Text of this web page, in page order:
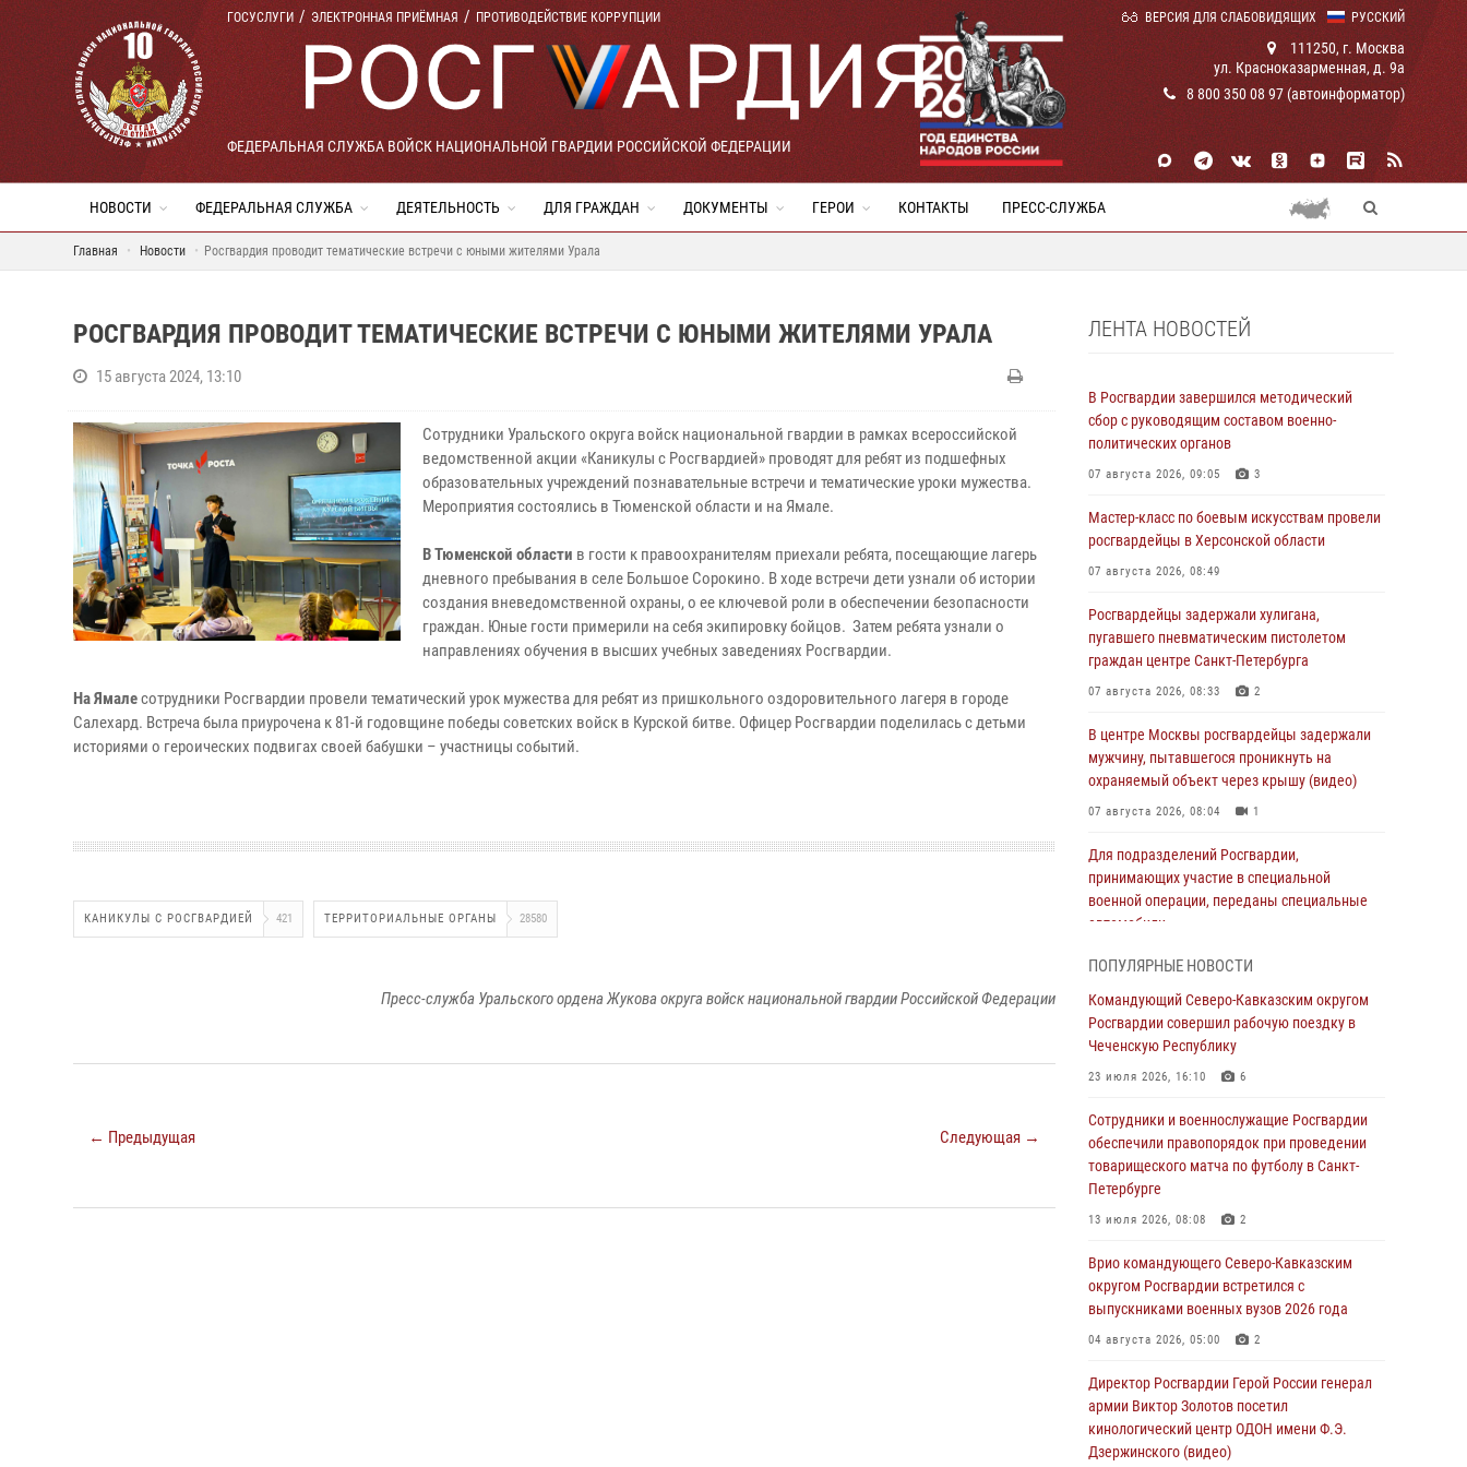
РУССКИЙ
ГОСУСЛУГИ ЭЛЕКТРОННАЯ ПРИЁМНАЯ ПРОТИВОДЕЙСТВИЕ КОРРУПЦИИ ВЕРСИЯ ДЛЯ СЛАБОВИДЯЩИХ
ФЕДЕРАЛЬНАЯ СЛУЖБА ВОЙСК НАЦИОНАЛЬНОЙ ГВАРДИИ РОССИЙСКОЙ ФЕДЕРАЦИИ
111250, г. Москва
ул. Красноказарменная, д. 9а
8 800 350 08 97 (автоинформатор)
НОВОСТИ ФЕДЕРАЛЬНАЯ СЛУЖБА ДЕЯТЕЛЬНОСТЬ ДЛЯ ГРАЖДАН ДОКУМЕНТЫ ГЕРОИ КОНТАКТЫ ПРЕСС-СЛУЖБА
Главная Новости Росгвардия проводит тематические встречи с юными жителями Урала
РОСГВАРДИЯ ПРОВОДИТ ТЕМАТИЧЕСКИЕ ВСТРЕЧИ С ЮНЫМИ ЖИТЕЛЯМИ УРАЛА
15 августа 2024, 13:10
Сотрудники Уральского округа войск национальной гвардии в рамках всероссийской
ведомственной акции «Каникулы с Росгвардией» проводят для ребят из подшефных
образовательных учреждений познавательные встречи и тематические уроки мужества.
Мероприятия состоялись в Тюменской области и на Ямале.
В Тюменской области в гости к правоохранителям приехали ребята, посещающие лагерь
дневного пребывания в селе Большое Сорокино. В ходе встречи дети узнали об истории
создания вневедомственной охраны, о ее ключевой роли в обеспечении безопасности
граждан. Юные гости примерили на себя экипировку бойцов. Затем ребята узнали о
направлениях обучения в высших учебных заведениях Росгвардии.
На Ямалесотрудники Росгвардии провели тематический урок мужества для ребят из пришкольного оздоровительного лагеря в городе
Салехард. Встреча была приурочена к 81-й годовщине победы советских войск в Курской битве. Офицер Росгвардии поделилась с детьми
историями о героических подвигах своей бабушки – участницы событий.
КАНИКУЛЫ С РОСГВАРДИЕЙ 421 ТЕРРИТОРИАЛЬНЫЕ ОРГАНЫ 28580
Пресс-служба Уральского ордена Жукова округа войск национальной гвардии Российской Федерации
← Предыдущая Следующая →
ЛЕНТА НОВОСТЕЙ
В Росгвардии завершился методический
сбор с руководящим составом военно-
политических органов
07 августа 2026, 09:05 3
Мастер-класс по боевым искусствам провели
росгвардейцы в Херсонской области
07 августа 2026, 08:49
Росгвардейцы задержали хулигана,
пугавшего пневматическим пистолетом
граждан центре Санкт-Петербурга
07 августа 2026, 08:33 2
В центре Москвы росгвардейцы задержали
мужчину, пытавшегося проникнуть на
охраняемый объект через крышу (видео)
07 августа 2026, 08:04 1
Для подразделений Росгвардии,
принимающих участие в специальной
военной операции, переданы специальные
автомобили
При содействии СОБР Росгвардии в
Иркутской области задержаны
подозреваемые в коммерческом подкупе
Завершился чемпионат Сибирского ордена
Жукова округа Росгвардии по служебно-
боевой стрельбе
07 августа 2026, 07:45
Застрявшую в плуге трактора мину
уничтожили росгвардейцы на Кубани
07 августа 2026, 06:49 1
25‑летии канонизации святого праведного
воина Федора Ушакова (видео)
07 августа 2026, 06:15 7 1
ПОПУЛЯРНЫЕ НОВОСТИ
Командующий Северо-Кавказским округом
Росгвардии совершил рабочую поездку в
Чеченскую Республику
23 июля 2026, 16:10 6
Сотрудники и военнослужащие Росгвардии
обеспечили правопорядок при проведении
товарищеского матча по футболу в Санкт-
Петербурге
13 июля 2026, 08:08 2
Врио командующего Северо-Кавказским
округом Росгвардии встретился с
выпускниками военных вузов 2026 года
04 августа 2026, 05:00 2
Директор Росгвардии Герой России генерал
армии Виктор Золотов посетил
кинологический центр ОДОН имени Ф.Э.
Дзержинского (видео)